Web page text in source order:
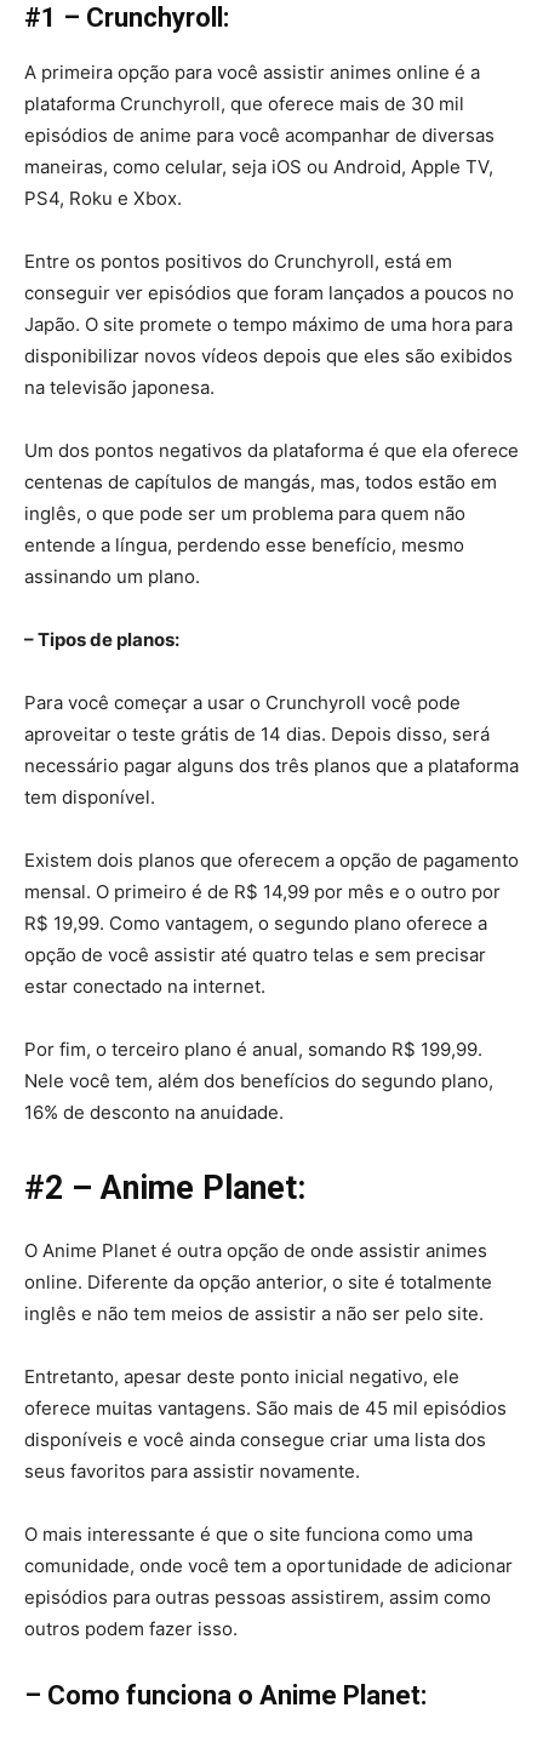
#1 – Crunchyroll:
A primeira opção para você assistir animes online é a
plataforma Crunchyroll, que oferece mais de 30 mil
episódios de anime para você acompanhar de diversas
maneiras, como celular, seja iOS ou Android, Apple TV,
PS4, Roku e Xbox.
Entre os pontos positivos do Crunchyroll, está em
conseguir ver episódios que foram lançados a poucos no
Japão. O site promete o tempo máximo de uma hora para
disponibilizar novos vídeos depois que eles são exibidos
na televisão japonesa.
Um dos pontos negativos da plataforma é que ela oferece
centenas de capítulos de mangás, mas, todos estão em
inglês, o que pode ser um problema para quem não
entende a língua, perdendo esse benefício, mesmo
assinando um plano.
– Tipos de planos:
Para você começar a usar o Crunchyroll você pode
aproveitar o teste grátis de 14 dias. Depois disso, será
necessário pagar alguns dos três planos que a plataforma
tem disponível.
Existem dois planos que oferecem a opção de pagamento
mensal. O primeiro é de R$ 14,99 por mês e o outro por
R$ 19,99. Como vantagem, o segundo plano oferece a
opção de você assistir até quatro telas e sem precisar
estar conectado na internet.
Por fim, o terceiro plano é anual, somando R$ 199,99.
Nele você tem, além dos benefícios do segundo plano,
16% de desconto na anuidade.
#2 – Anime Planet:
O Anime Planet é outra opção de onde assistir animes
online. Diferente da opção anterior, o site é totalmente
inglês e não tem meios de assistir a não ser pelo site.
Entretanto, apesar deste ponto inicial negativo, ele
oferece muitas vantagens. São mais de 45 mil episódios
disponíveis e você ainda consegue criar uma lista dos
seus favoritos para assistir novamente.
O mais interessante é que o site funciona como uma
comunidade, onde você tem a oportunidade de adicionar
episódios para outras pessoas assistirem, assim como
outros podem fazer isso.
– Como funciona o Anime Planet: